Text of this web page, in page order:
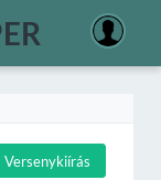
Versenykiírás